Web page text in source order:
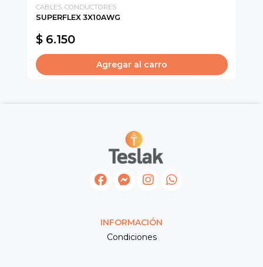
CABLES. CONDUCTORES
SUPERFLEX 3X10AWG
$ 6.150
Agregar al carro
INFORMACIÓN
Condiciones